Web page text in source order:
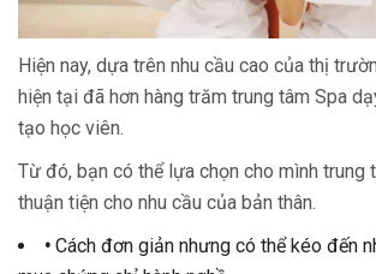
Hiện nay, dựa trên nhu cầu cao của thị
hiện tại đã hơn hàng trăm trung tâm Spa
tạo học viên.
Từ đó, bạn có thể lựa chọn cho mình trung
thuận tiện cho nhu cầu của bản thân.
• Cách đơn giản nhưng có thể kéo đến